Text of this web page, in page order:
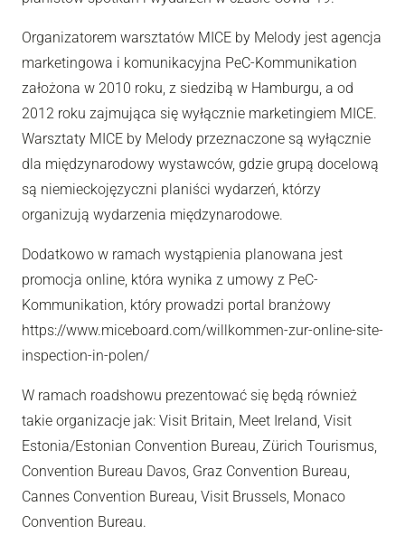
Organizatorem warsztatów MICE by Melody jest agencja
marketingowa i komunikacyjna PeC-Kommunikation
założona w 2010 roku, z siedzibą w Hamburgu, a od
2012 roku zajmująca się wyłącznie marketingiem MICE.
Warsztaty MICE by Melody przeznaczone są wyłącznie
dla międzynarodowy wystawców, gdzie grupą docelową
są niemieckojęzyczni planiści wydarzeń, którzy
organizują wydarzenia międzynarodowe.
Dodatkowo w ramach wystąpienia planowana jest
promocja online, która wynika z umowy z PeC-
Kommunikation, który prowadzi portal branżowy
https://www.miceboard.com/willkommen-zur-online-site-
inspection-in-polen/
W ramach roadshowu prezentować się będą również
takie organizacje jak: Visit Britain, Meet Ireland, Visit
Estonia/Estonian Convention Bureau, Zürich Tourismus,
Convention Bureau Davos, Graz Convention Bureau,
Cannes Convention Bureau, Visit Brussels, Monaco
Convention Bureau.